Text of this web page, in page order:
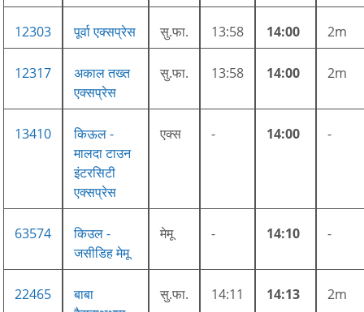
12303 पूर्वा एक्सप्रेस सु.फा. 13:58 14:00 2m
12317
अकाल तख्त
एक्सप्रेस
सु.फा. 13:58 14:00 2m
13410
किऊल -
मालदा टाउन
इंटरसिटी
एक्सप्रेस
एक्स - 14:00 -
63574
किउल -
जसीडिह मेमू
मेमू - 14:10 -
22465
बाबा
सु.फा. 14:11 14:13 2m